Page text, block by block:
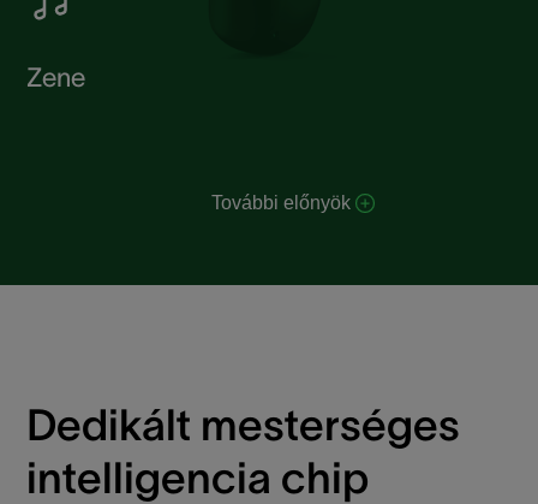
Zene
További előnyök
Dedikált mesterséges
intelligencia chip